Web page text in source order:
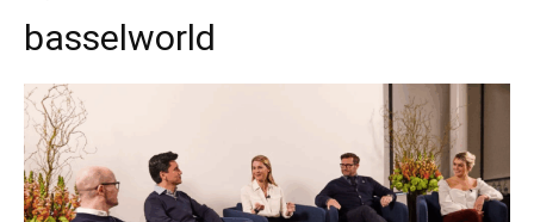
basselworld